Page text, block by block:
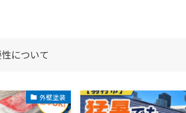
について
外壁塗装